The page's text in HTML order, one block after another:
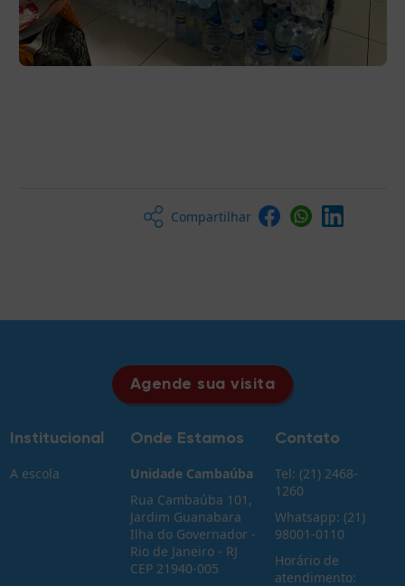
Compartilhar
Institucional
A escola
Onde Estamos
Unidade Cambaúba
Rua Cambaúba 101,
Jardim Guanabara
Ilha do Governador -
Rio de Janeiro - RJ
CEP 21940-005
Contato
Tel: (21) 2468-
1260
Whatsapp: (21)
98001-0110
Horário de
atendimento:
Agende sua visita